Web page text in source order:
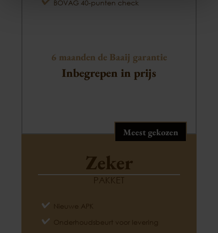
BOVAG 40-punten check
6 maanden de Baaij garantie
Inbegrepen in prijs
Meest gekozen
Zeker
PAKKET
Nieuwe APK
Onderhoudsbeurt voor levering